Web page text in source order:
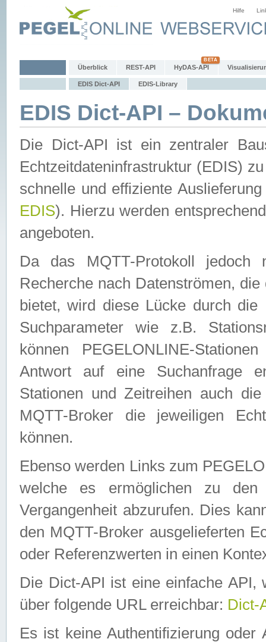
Hilfe
Überblick REST-API HyDAS-API
EDIS Dict-API EDIS-Library
EDIS Dict-API –
Die Dict-API ist ein zentraler
Echtzeitdateninfrastruktur (EDIS)
schnelle und effiziente
EDIS). Hierzu werden
angeboten.
Da das MQTT-Protokoll jedoch
Recherche nach Datenströmen,
bietet, wird diese Lücke durch die
Suchparameter wie z.B.
können PEGELONLINE-
Antwort auf eine Suchanfrage
Stationen und Zeitreihen auch
MQTT-Broker die jeweiligen
können.
Ebenso werden Links zum
welche es ermöglichen zu den
Vergangenheit abzurufen. Dies
den MQTT-Broker ausgelieferten
oder Referenzwerten in einen
Die Dict-API ist eine einfache API,
über folgende URL erreichbar: Dict-
Es ist keine Authentifizierung